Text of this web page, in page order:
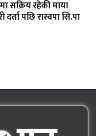
सक्रिय रहेकी माया
पछि रास्वपा सि.पा